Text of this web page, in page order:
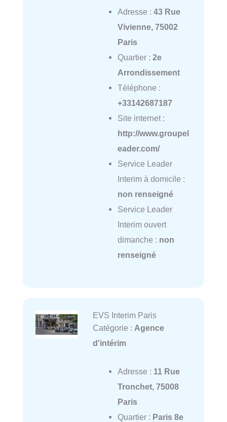
Adresse : 43 Rue
Vivienne, 75002
Paris
Quartier : 2e
Arrondissement
Téléphone :
+33142687187
Site internet :
http://www.groupel
eader.com/
Service Leader
Interim à domicile :
non renseigné
Service Leader
Interim ouvert
dimanche : non
renseigné
EVS Interim Paris
Catégorie : Agence
d'intérim
Adresse : 11 Rue
Tronchet, 75008
Paris
Quartier : Paris 8e